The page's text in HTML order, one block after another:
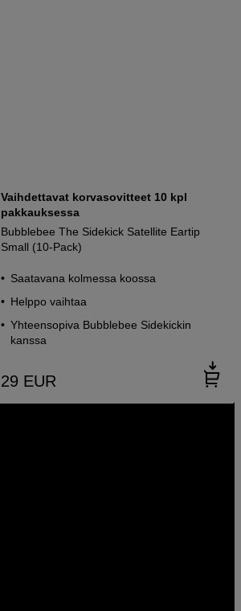
Vaihdettavat korvasovitteet 10 kpl
pakkauksessa
Bubblebee The Sidekick Satellite Eartip
Small (10-Pack)
Saatavana kolmessa koossa
Helppo vaihtaa
Yhteensopiva Bubblebee Sidekickin
kanssa
29 EUR